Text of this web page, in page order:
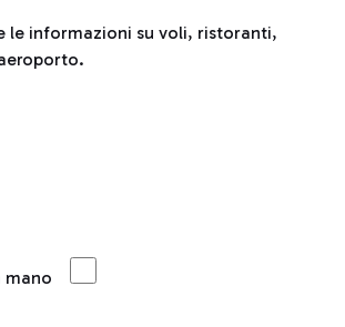
le informazioni su voli, ristoranti,
mano